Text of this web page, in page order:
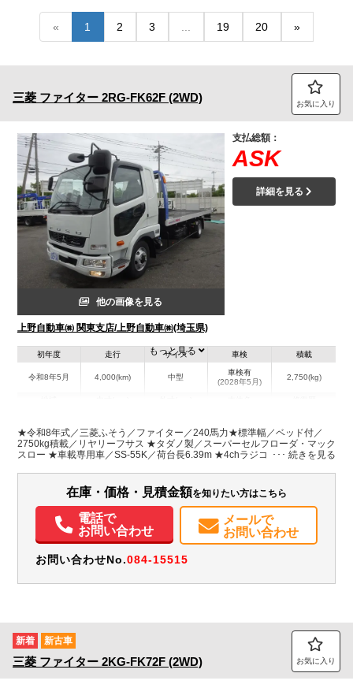
トラック市FC会員専用ページはこちら
ログイン
« 1 2 3 19 20 »
三菱 ファイター 2RG-FK62F (2WD) お気に入り
他の画像を見る
上野自動車㈱ 関東支店/上野自動車㈱(埼玉県)
支払総額：
ASK
詳細を見る
初年度
令和8年5月
走行
4,000(km)
サイズ
中型
車検
車検有
(2028年5月)
積載
2,750(kg)
埼玉県
W:2,150
H:90
W:2,270
H:2,420
無
パワステ パワーウィンドウ ABS エアバッグ
集中ドアロック
電動格納ミラー
カーナビ TV ETC
バックモニター
取扱説明書（一部含む）
メンテナンスノート（保証書）
もっと見る
★令和8年式／三菱ふそう／ファイター／240馬力★標準幅／ベッド付／
2750kg積載／リヤリーフサス ★タダノ製／スーパーセルフローダ・マック
スロー ★車載専用車／SS-55K／荷台長6.39m ★4chラジコン／ウインチ／
在庫・価格・見積金額を知りたい方はこちら
電話で
お問い合わせ
メールで
お問い合わせ
お問い合わせNo.084-15515
新着 新古車
三菱 ファイター 2KG-FK72F (2WD) お気に入り